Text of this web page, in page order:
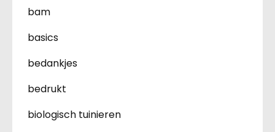
bam
basics
bedankjes
bedrukt
biologisch tuinieren